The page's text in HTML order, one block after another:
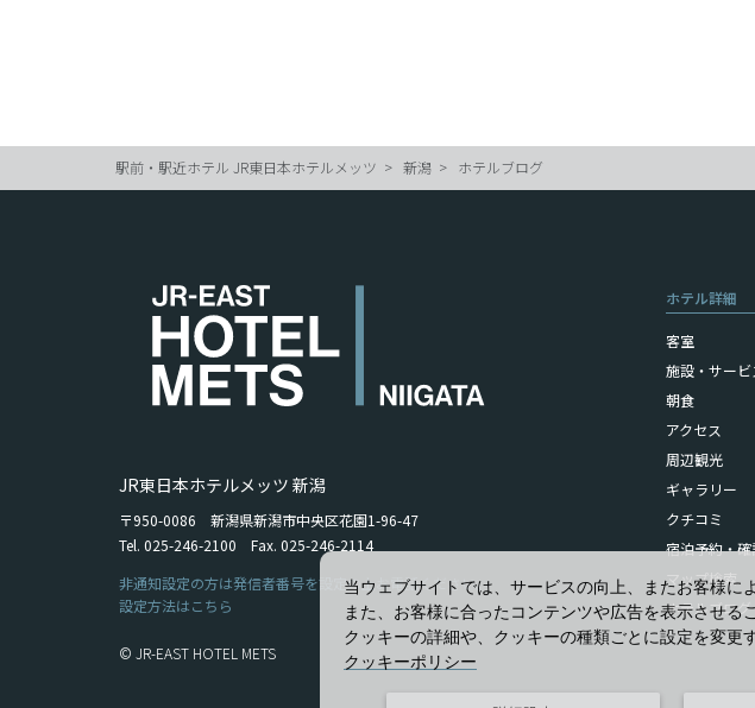
駅前・駅近ホテル JR東日本ホテルメッツ 新潟 ホテルブログ
ホテル詳細
客室
施設・サービ
朝食
アクセス
周辺観光
ギャラリー
クチコミ
宿泊予約・確
マップ検索
ホテルブログ
JR東日本ホテルメッツ 新潟
〒950-0086 新潟県新潟市中央区花園1-96-47
Tel. 025-246-2100 Fax. 025-246-2114
非通知設定の方は発信者番号を設定の上お電話ください。
設定方法はこちら
© JR-EAST HOTEL METS
当ウェブサイトでは、サービスの向上、またお客様
また、お客様に合ったコンテンツや広告を表示させる
クッキーの詳細や、クッキーの種類ごとに設定を変更
クッキーポリシー